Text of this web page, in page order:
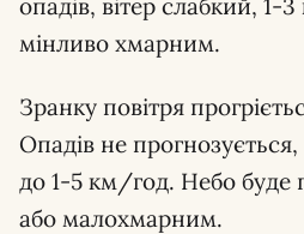
опадів, вітер слабкий,
мінливо хмарним.
Зранку повітря
Опадів не
до 1-5 км/год. Небо буде
або малохмарним.